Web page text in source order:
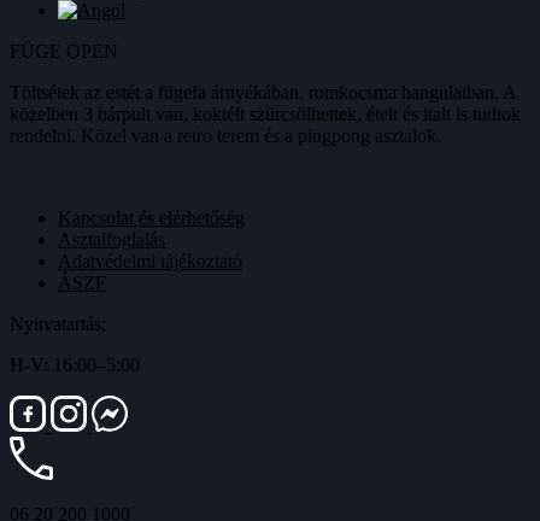
FÜGE OPEN
Töltsétek az estét a fügefa árnyékában, romkocsma hangulatban. A
közelben 3 bárpult van, koktélt szürcsölhettek, ételt és italt is tudtok
rendelni. Közel van a retro terem és a pingpong asztalok.
Kapcsolat és elérhetőség
Asztalfoglalás
Adatvédelmi tájékoztató
ÁSZF
Nyitvatartás:
H-V: 16:00–5:00
06 20 200 1000